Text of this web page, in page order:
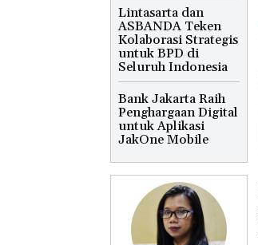
Lintasarta dan
ASBANDA Teken
Kolaborasi Strategis
untuk BPD di
Seluruh Indonesia
Bank Jakarta Raih
Penghargaan Digital
untuk Aplikasi
JakOne Mobile